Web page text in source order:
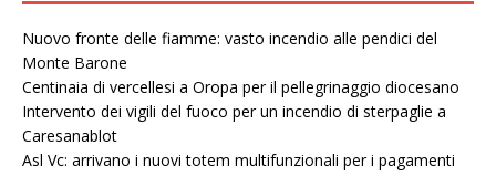
Nuovo fronte delle fiamme: vasto incendio alle pendici del
Monte Barone
Centinaia di vercellesi a Oropa per il pellegrinaggio diocesano
Intervento dei vigili del fuoco per un incendio di sterpaglie a
Caresanablot
Asl Vc: arrivano i nuovi totem multifunzionali per i pagamenti